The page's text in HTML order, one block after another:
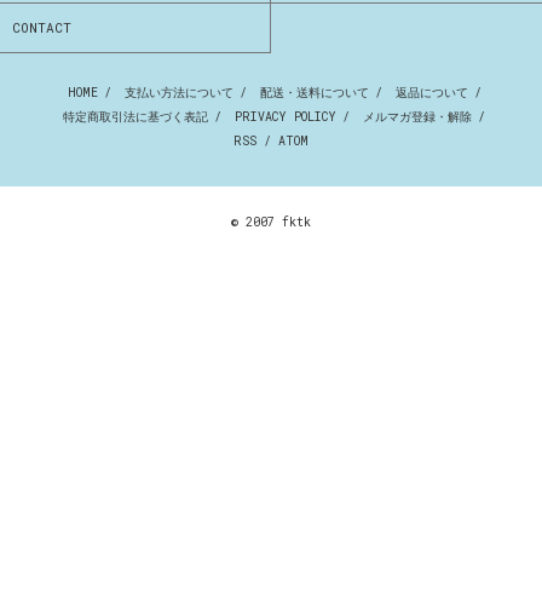
CONTACT
HOME / 支払い方法について / 配送・送料について / 返品について /
特定商取引法に基づく表記 / PRIVACY POLICY / メルマガ登録・解除 /
RSS / ATOM
© 2007 fktk